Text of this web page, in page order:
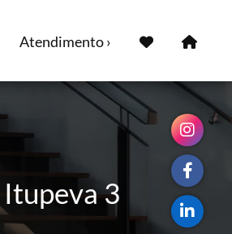
Atendimento ›
3